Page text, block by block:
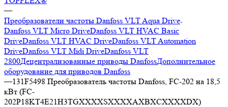
—
Преобразователи частоты Danfoss VLT Aqua Drive
Danfoss VLT Micro DriveDanfoss VLT HVAC Basic
DriveDanfoss VLT HVAC DriveDanfoss VLT Automation
DriveDanfoss VLT Midi DriveDanfoss VLT
2800Децентрализованные приводы DanfossДополнительное
оборудование для приводов Danfoss
—131F5498 Преобразователь частоты Danfoss, FC-202 на 18,5
кВт (FC-
202P18KT4E21H3TGXXXXSXXXXAXBXCXXXXDX)